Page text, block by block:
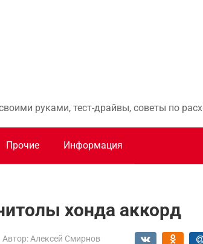
руками, тест-драйвы, советы по
Прочие Информация
хонда аккорд
Автор: Алексей Смирнов